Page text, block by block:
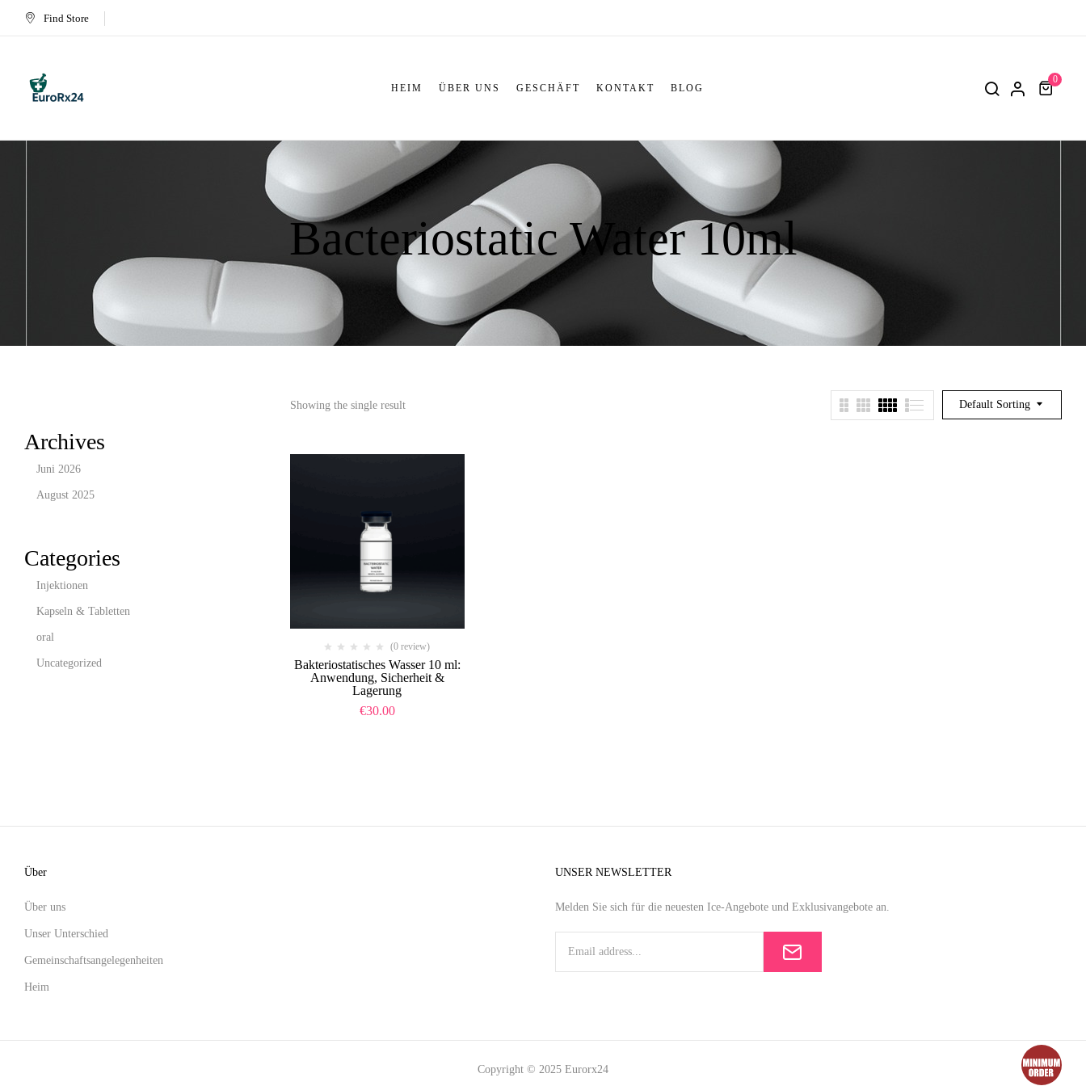
Find Store
HEIM ÜBER UNS GESCHÄFT KONTAKT BLOG
0
Bacteriostatic Water 10ml
Archives
Juni 2026
August 2025
Categories
Injektionen
Kapseln & Tabletten
oral
Uncategorized
Default Sorting
Showing the single result
(0 review)
Bakteriostatisches Wasser 10 ml:
Anwendung, Sicherheit &
Lagerung
€30.00
Über
Über uns
Unser Unterschied
Gemeinschaftsangelegenheiten
Heim
UNSER NEWSLETTER
Melden Sie sich für die neuesten Ice-Angebote und Exklusivangebote an.
Copyright © 2025 Eurorx24